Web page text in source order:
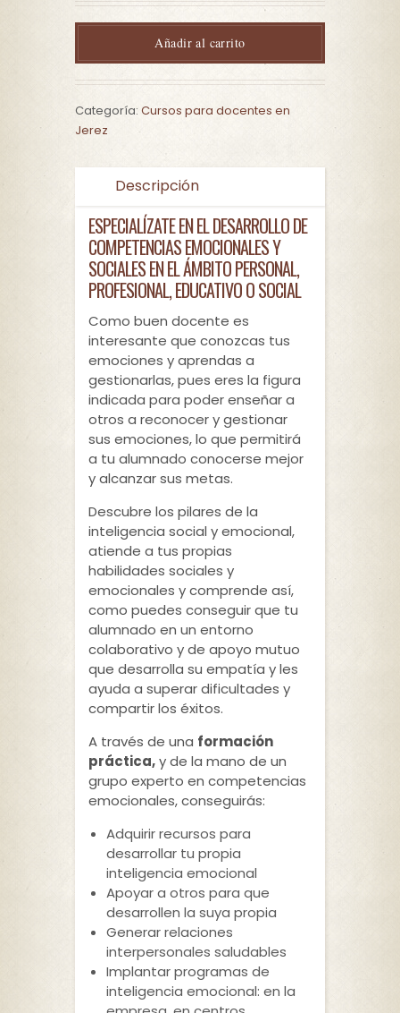
Añadir al carrito
Categoría: Cursos para docentes en
Jerez
Descripción
ESPECIALÍZATE EN EL DESARROLLO DE
COMPETENCIAS EMOCIONALES Y
SOCIALES EN EL ÁMBITO PERSONAL,
PROFESIONAL, EDUCATIVO O SOCIAL
Como buen docente es
interesante que conozcas tus
emociones y aprendas a
gestionarlas, pues eres la figura
indicada para poder enseñar a
otros a reconocer y gestionar
sus emociones, lo que permitirá
a tu alumnado conocerse mejor
y alcanzar sus metas.
Descubre los pilares de la
inteligencia social y emocional,
atiende a tus propias
habilidades sociales y
emocionales y comprende así,
como puedes conseguir que tu
alumnado en un entorno
colaborativo y de apoyo mutuo
que desarrolla su empatía y les
ayuda a superar dificultades y
compartir los éxitos.
A través de una formación
práctica,y de la mano de un
grupo experto en competencias
emocionales, conseguirás:
Adquirir recursos para
desarrollar tu propia
inteligencia emocional
Apoyar a otros para que
desarrollen la suya propia
Generar relaciones
interpersonales saludables
Implantar programas de
inteligencia emocional: en la